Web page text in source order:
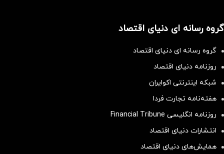
گروه رسانه ای دنیای اقتصاد
گروه رسانه ای دنیای اقتصاد
روزنامه دنیای اقتصاد
شبکه اینترنتی اکوایران
هفته‌نامه تجارت فردا
روزنامه انگلیسی Financial Tribune
انتشارات دنیای اقتصاد
همایش‌های دنیای اقتصاد